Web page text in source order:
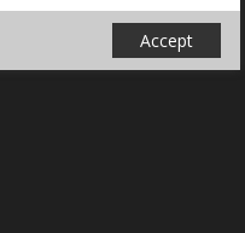
Accept